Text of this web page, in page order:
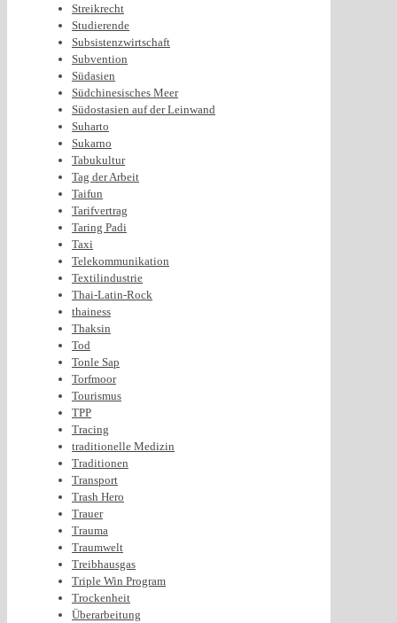
Streikrecht
Studierende
Subsistenzwirtschaft
Subvention
Südasien
Südchinesisches Meer
Südostasien auf der Leinwand
Suharto
Sukarno
Tabukultur
Tag der Arbeit
Taifun
Tarifvertrag
Taring Padi
Taxi
Telekommunikation
Textilindustrie
Thai-Latin-Rock
thainess
Thaksin
Tod
Tonle Sap
Torfmoor
Tourismus
TPP
Tracing
traditionelle Medizin
Traditionen
Transport
Trash Hero
Trauer
Trauma
Traumwelt
Treibhausgas
Triple Win Program
Trockenheit
Überarbeitung